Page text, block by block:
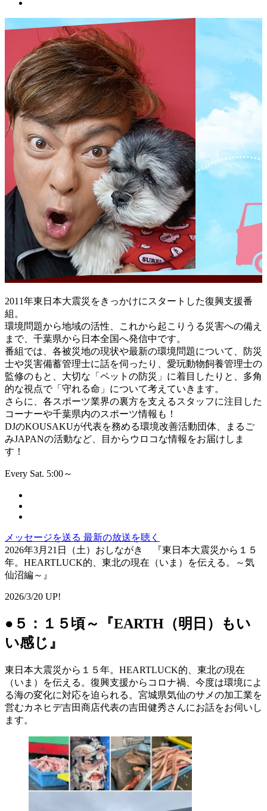
2011年東日本大震災をきっかけにスタートした復興支援番
組。
環境問題から地域の活性、これから起こりうる災害への備え
まで、千葉県から日本全国へ発信中です。
番組では、各被災地の現状や最新の環境問題について、防災
士や災害備蓄管理士に話を伺ったり、愛玩動物飼養管理士の
監修のもと、大切な「ペットの防災」に着目したりと、多角
的な視点で「守れる命」について考えていきます。
さらに、各スポーツ業界の裏方を支えるスタッフに注目した
コーナーや千葉県内のスポーツ情報も！
DJのKOUSAKUが代表を務める環境改善活動団体、まるご
みJAPANの活動など、目からウロコな情報をお届けしま
す！
Every Sat. 5:00～
メッセージを送る 最新の放送を聴く
2026年3月21日（土）おしながき 『東日本大震災から１５
年。HEARTLUCK的、東北の現在（いま）を伝える。～気
仙沼編～』
2026/3/20 UP!
●５：１５頃～『EARTH（明日）もい
い感じ』
東日本大震災から１５年。HEARTLUCK的、東北の現在
（いま）を伝える。復興支援からコロナ禍、今度は環境によ
る海の変化に対応を迫られる。宮城県気仙のサメの加工業を
営むカネヒデ吉田商店代表の吉田健秀さんにお話をお伺いし
ます。